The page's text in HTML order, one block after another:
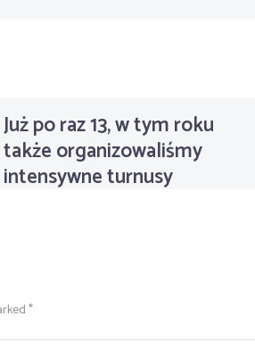
Już po raz 13, w tym roku
także organizowaliśmy
intensywne turnusy
okresie lipca i sierpnia,
kończąc je przerwami
*